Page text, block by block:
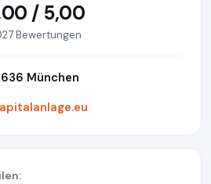
/ 5,00
Bewertungen
München